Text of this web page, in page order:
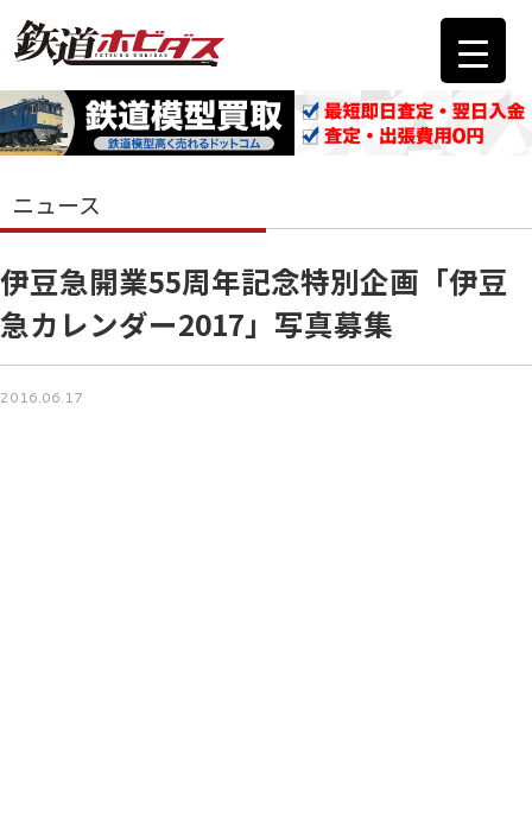
ニュース
伊豆急開業55周年記念特別企画「伊豆
急カレンダー2017」写真募集
2016.06.17